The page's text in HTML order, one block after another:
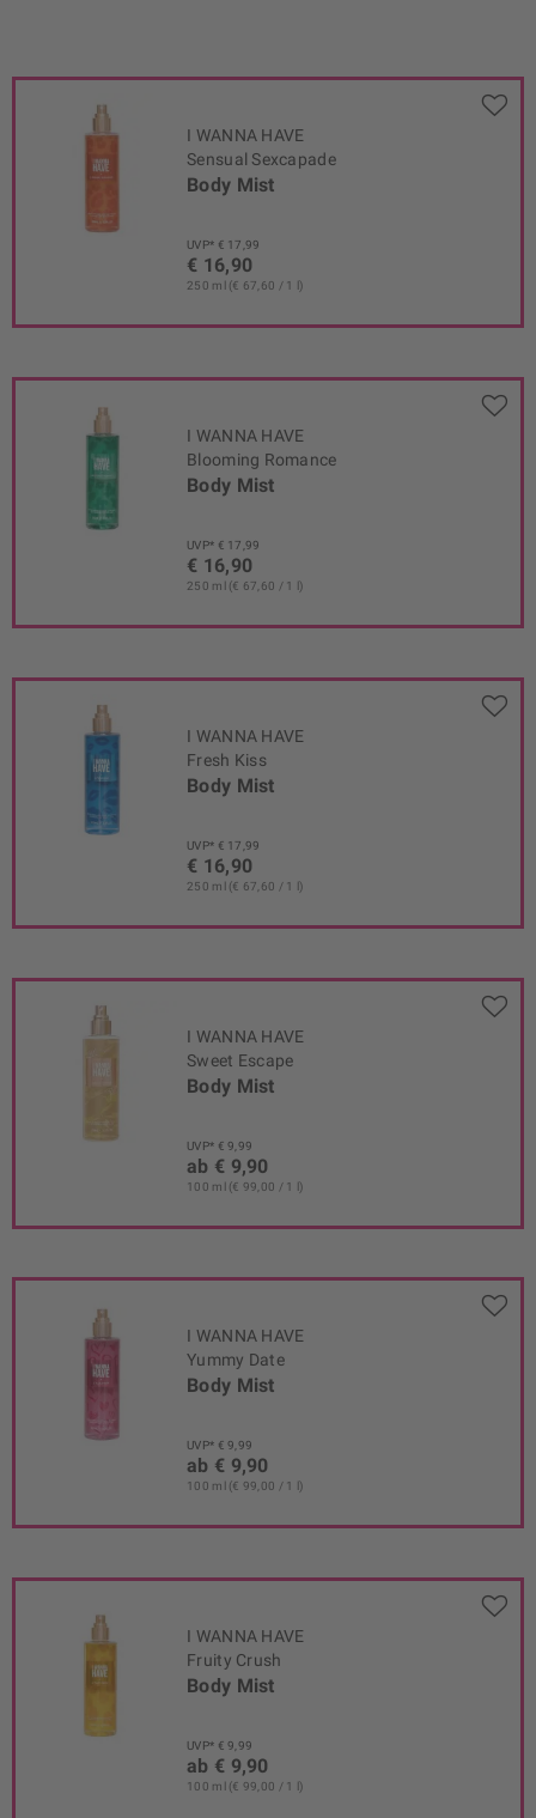
I WANNA HAVE
Sensual Sexcapade
Body Mist
UVP* € 17,99
€ 16,90
250 ml (€ 67,60 / 1 l)
I WANNA HAVE
Blooming Romance
Body Mist
UVP* € 17,99
€ 16,90
250 ml (€ 67,60 / 1 l)
I WANNA HAVE
Fresh Kiss
Body Mist
UVP* € 17,99
€ 16,90
250 ml (€ 67,60 / 1 l)
I WANNA HAVE
Sweet Escape
Body Mist
UVP* € 9,99
ab € 9,90
100 ml (€ 99,00 / 1 l)
I WANNA HAVE
Yummy Date
Body Mist
UVP* € 9,99
ab € 9,90
100 ml (€ 99,00 / 1 l)
I WANNA HAVE
Fruity Crush
Body Mist
UVP* € 9,99
ab € 9,90
100 ml (€ 99,00 / 1 l)